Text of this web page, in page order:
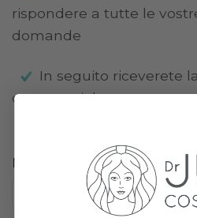
rispondere a tutte le
domande
In seguito riceverete
commerciale
Nome